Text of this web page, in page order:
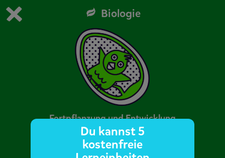
Du spielst die kostenfreie Testversion von scoyo.
Jetzt bestellen
0 1
Biologie
Fortpflanzung und Entwicklung
In diesem Abschnitt lernst du alles über die
Du kannst 5
kostenfreie